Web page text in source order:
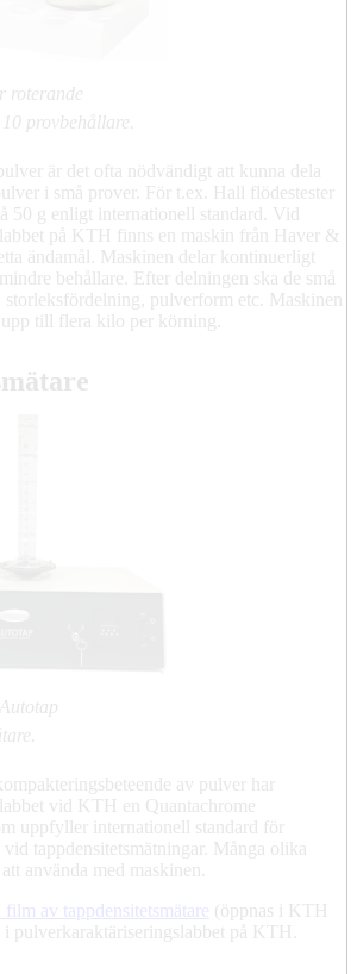
roterande
provbehållare.
är det ofta nödvändigt att kunna dela
i små prover. För t.ex. Hall flödestester
50 g enligt internationell standard. Vid
på KTH finns en maskin från Haver &
ändamål. Maskinen delar kontinuerligt
behållare. Efter delningen ska de små
pulverform etc. Maskinen
till flera kilo per körning.
av pulver har
vid KTH en Quantachrome
uppfyller internationell standard för
tappdensitetsmätningar. Många olika
använda med maskinen.
av tappdensitetsmätare (öppnas i KTH
pulverkaraktäriseringslabbet på KTH.